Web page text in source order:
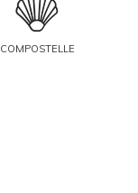
COMPOSTELLE